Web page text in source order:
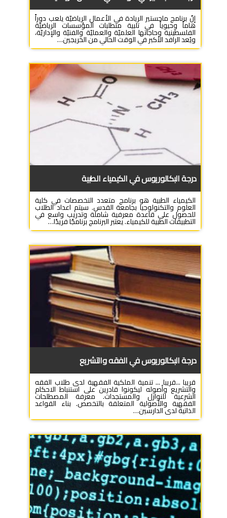
إنّ برنامج ماجستير الريادة في الأعمال الرياضيّة يلعب دوراً
هاماً وحيوياً في تلبية متطلبات المؤسسات الرياضيّة
الفلسطينية وحاجاتها العلميّة والعمليّة والفنيّة والإداريّة،
ويُعد الرافد الأكبر في الوقت الحالي من الخريجين…
درجة البكالوريوس في الكيمياء الطبية
الكيمياء الطبية هو برنامج متعدد التخصصات في كلية
العلوم والتكنولوجيا بجامعة القدس. سيتم اعداد الطلاب
للحصول على قاعدة معرفية شاملة وتدريب واسع في
التطبيقات الطبية للكيمياء. يعتبر البرنامج برنامجًا فريدًا…
درجة البكالوريوس في الفقه والتشريع
قريبا ...قريبا ... تنمية الملكية الفقهية لدى طلاب الفقه
والتشريع وأصوله ليكونوا قادرين على استنباط الاحكام
الشرعية للنوازل والمستجدات. معرفة المصطلحات
الفقهية والأصولية المتعلقة بالتخصص. بناء القواعد
الذاتية لدى الدارسين…